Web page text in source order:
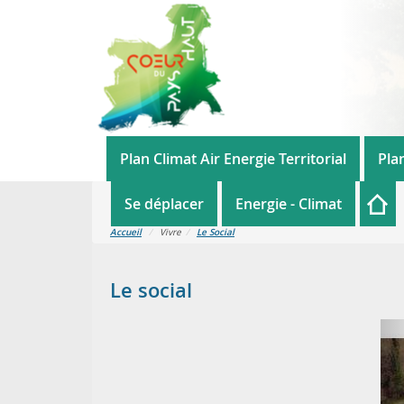
Plan Climat Air Energie Territorial
Se déplacer Energie - Climat
Accueil Vivre Le Social
Le social